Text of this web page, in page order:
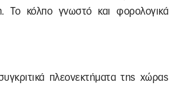
Το κόλπο γνωστό και φορολογικά
πλεονεκτήματα της χώρας